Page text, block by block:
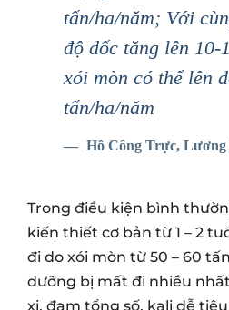
tấn/ha/năm; Với
độ dốc tăng lên
xói mòn có thể lên
tấn/ha/năm
Hồ Công Trực,
Trong điều kiện bình
kiến thiết cơ bản từ 1 – 2
đi do xói mòn từ 50 – 60
dưỡng bị mất đi nhiều
xi, đạm tổng số, kali dễ